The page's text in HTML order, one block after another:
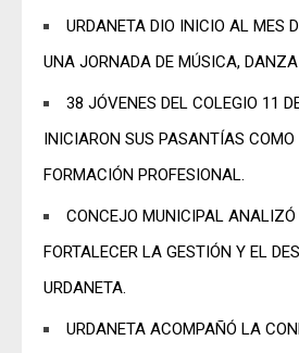
URDANETA DIO INICIO AL MES
UNA JORNADA DE MÚSICA, DANZA
38 JÓVENES DEL COLEGIO 11
INICIARON SUS PASANTÍAS COMO
FORMACIÓN PROFESIONAL.
CONCEJO MUNICIPAL
FORTALECER LA GESTIÓN Y EL
URDANETA.
URDANETA ACOMPAÑÓ LA